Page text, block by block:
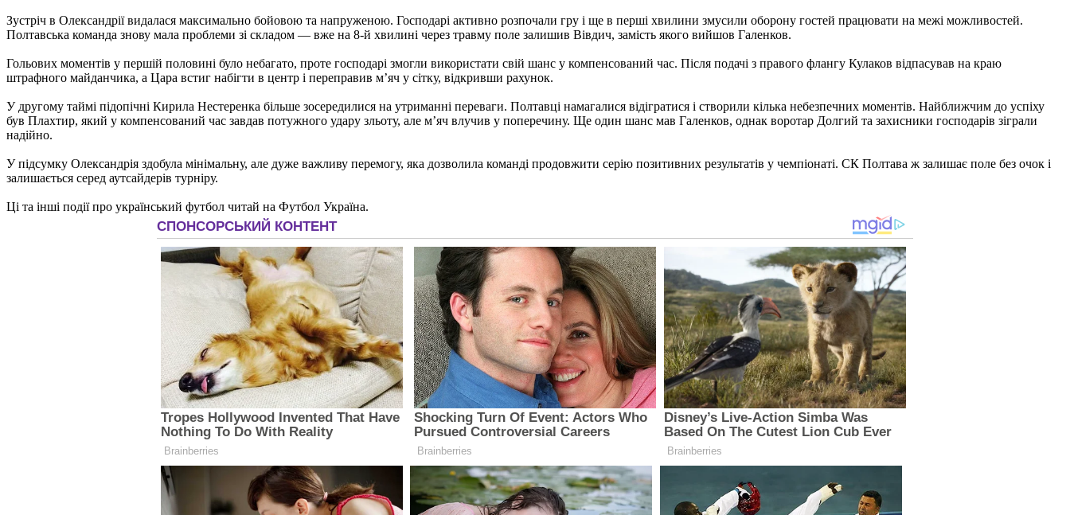
Зустріч в Олександрії видалася максимально бойовою та напруженою. Господарі активно розпочали гру і ще в перші хвилини змусили оборону гостей працювати на межі можливостей.
Полтавська команда знову мала проблеми зі складом — вже на 8-й хвилині через травму поле залишив Вівдич, замість якого вийшов Галенков.
Гольових моментів у першій половині було небагато, проте господарі змогли використати свій шанс у компенсований час. Після подачі з правого флангу Кулаков відпасував на краю
штрафного майданчика, а Цара встиг набігти в центр і переправив м’яч у сітку, відкривши рахунок.
У другому таймі підопічні Кирила Нестеренка більше зосередилися на утриманні переваги. Полтавці намагалися відігратися і створили кілька небезпечних моментів. Найближчим до успіху
був Плахтир, який у компенсований час завдав потужного удару зльоту, але м’яч влучив у поперечину. Ще один шанс мав Галенков, однак воротар Долгий та захисники господарів зіграли
надійно.
У підсумку Олександрія здобула мінімальну, але дуже важливу перемогу, яка дозволила команді продовжити серію позитивних результатів у чемпіонаті. СК Полтава ж залишає поле без очок і
залишається серед аутсайдерів турніру.
Ці та інші події про український футбол читай на Футбол Україна.